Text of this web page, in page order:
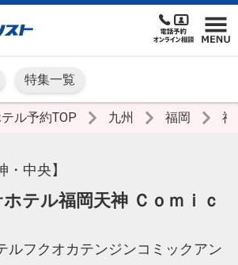
特集一覧
ル予約TOP 九州 福岡
中央】
テル福岡天神 Ｃｏｍｉｃ
ルフクオカテンジンコミックアン